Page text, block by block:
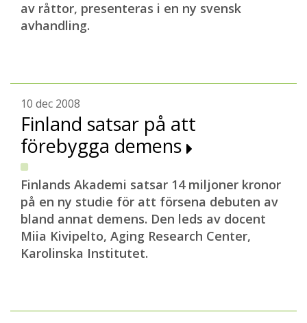
av råttor, presenteras i en ny svensk
avhandling.
10 dec 2008
Finland satsar på att
förebygga demens
Finlands Akademi satsar 14 miljoner kronor
på en ny studie för att försena debuten av
bland annat demens. Den leds av docent
Miia Kivipelto, Aging Research Center,
Karolinska Institutet.